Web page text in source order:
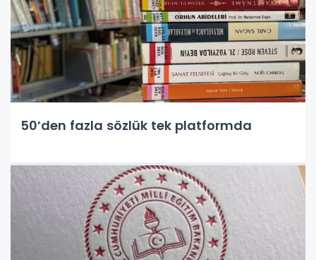
50’den fazla sözlük tek platformda